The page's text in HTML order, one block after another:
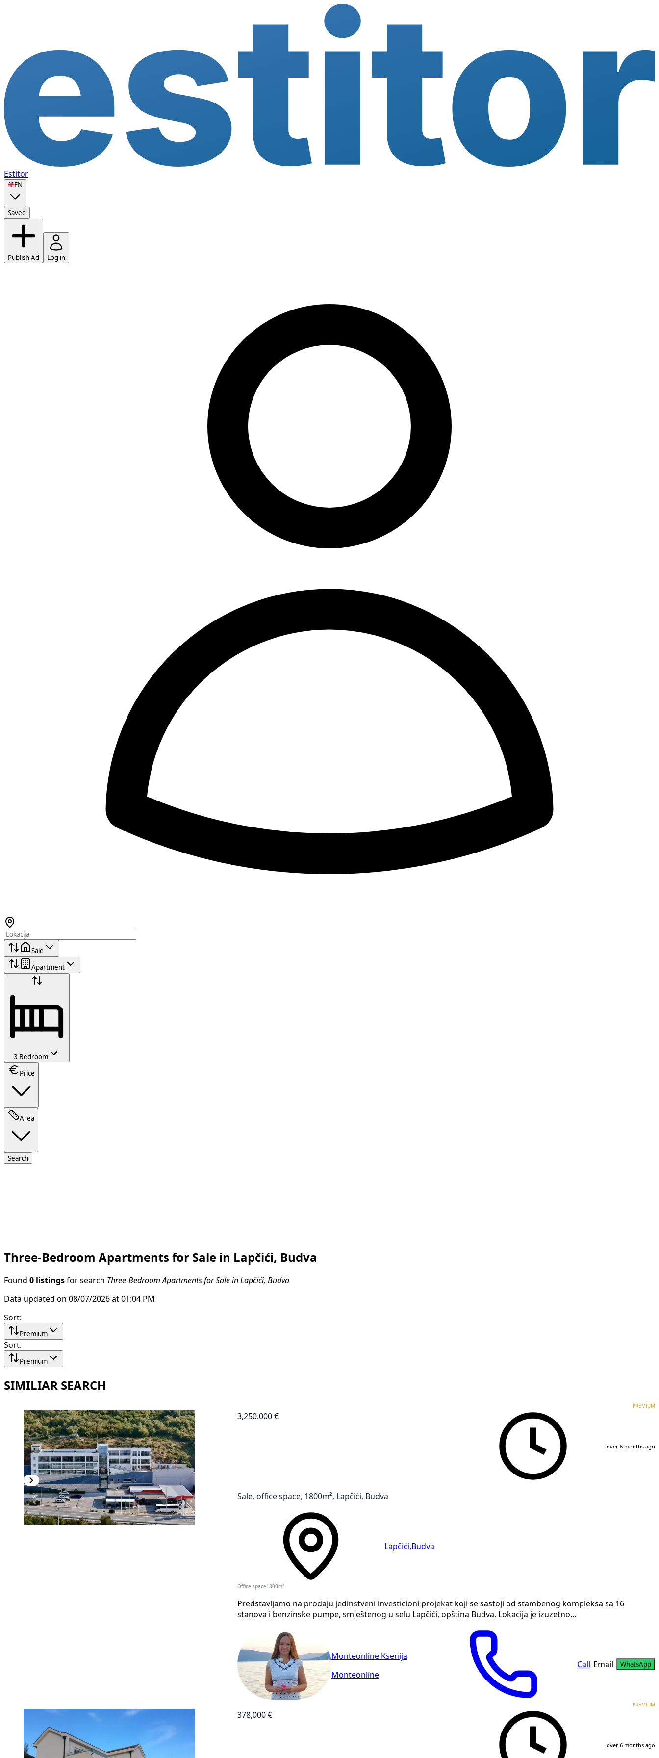
Estitor
🇬🇧EN
Saved
Publish Ad Log in
Sale
Apartment
3 Bedroom
Price
Area
Search
Three-Bedroom Apartments for Sale in Lapčići, Budva
Found 0 listings for search Three-Bedroom Apartments for Sale in Lapčići, Budva
Data updated on 08/07/2026 at 01:04 PM
Sort:
Premium
Sort:
Premium
SIMILIAR SEARCH
3,250.000 €
PREMIUM
over 6 months ago
Sale, office space, 1800m², Lapčići, Budva
Lapčići, Budva
Office space 1800m²
Predstavljamo na prodaju jedinstveni investicioni projekat koji se sastoji od stambenog kompleksa sa 16
stanova i benzinske pumpe, smještenog u selu Lapčići, opština Budva. Lokacija je izuzetno...
Monteonline Ksenija
Monteonline
Call Email WhatsApp
378,000 €
PREMIUM
over 6 months ago